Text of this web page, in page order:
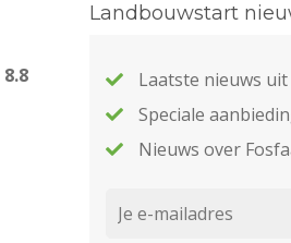
8.8
Landbouwstart
Laatste nieuws
Speciale
Nieuws over